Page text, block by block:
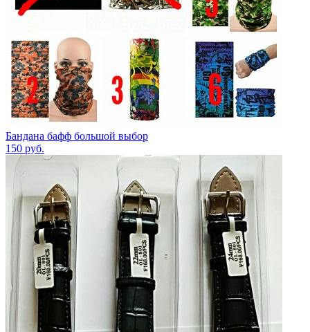
Бандана бафф большой выбор
150 руб.